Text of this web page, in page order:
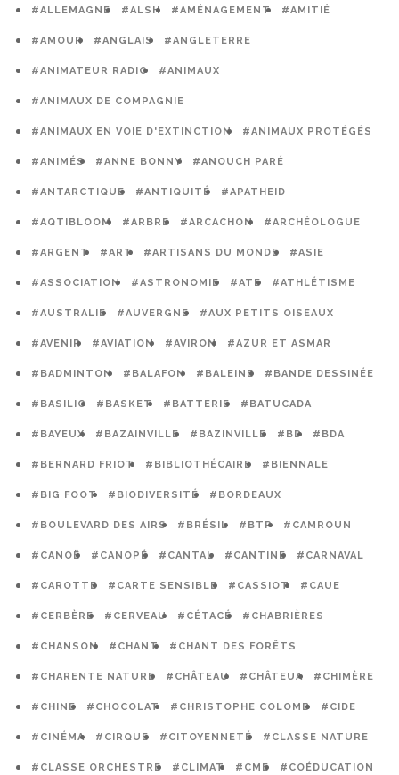
#ALLEMAGNE #ALSH #AMÉNAGEMENT #AMITIÉ
#AMOUR #ANGLAIS #ANGLETERRE
#ANIMATEUR RADIO #ANIMAUX
#ANIMAUX DE COMPAGNIE
#ANIMAUX EN VOIE D'EXTINCTION #ANIMAUX PROTÉGÉS
#ANIMÉS #ANNE BONNY #ANOUCH PARÉ
#ANTARCTIQUE #ANTIQUITÉ #APATHEID
#AQTIBLOOM #ARBRE #ARCACHON #ARCHÉOLOGUE
#ARGENT #ART #ARTISANS DU MONDE #ASIE
#ASSOCIATION #ASTRONOMIE #ATE #ATHLÉTISME
#AUSTRALIE #AUVERGNE #AUX PETITS OISEAUX
#AVENIR #AVIATION #AVIRON #AZUR ET ASMAR
#BADMINTON #BALAFON #BALEINE #BANDE DESSINÉE
#BASILIC #BASKET #BATTERIE #BATUCADA
#BAYEUX #BAZAINVILLE #BAZINVILLE #BD #BDA
#BERNARD FRIOT #BIBLIOTHÉCAIRE #BIENNALE
#BIG FOOT #BIODIVERSITÉ #BORDEAUX
#BOULEVARD DES AIRS #BRÉSIL #BTP #CAMROUN
#CANOË #CANOPÉ #CANTAL #CANTINE #CARNAVAL
#CAROTTE #CARTE SENSIBLE #CASSIOT #CAUE
#CERBÈRE #CERVEAU #CÉTACÉ #CHABRIÈRES
#CHANSON #CHANT #CHANT DES FORÊTS
#CHARENTE NATURE #CHÂTEAU #CHÂTEUA #CHIMÈRE
#CHINE #CHOCOLAT #CHRISTOPHE COLOMB #CIDE
#CINÉMA #CIRQUE #CITOYENNETÉ #CLASSE NATURE
#CLASSE ORCHESTRE #CLIMAT #CME #COÉDUCATION